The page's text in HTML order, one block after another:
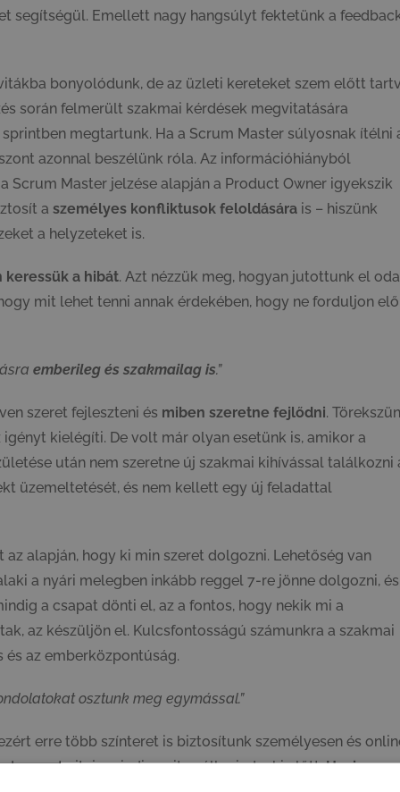
segítségül. Emellett nagy hangsúlyt fektetünk a
bonyolódunk, de az üzleti kereteket szem előtt
során felmerült szakmai kérdések megvitatására
megtartunk. Ha a Scrum Master súlyosnak ítélni
azonnal beszélünk róla. Az információhiányból
Scrum Master jelzése alapján a Product Owner igyekszik
a személyes konfliktusok feloldására is – hiszünk
a helyzeteket is.
a hibát. Azt nézzük meg, hogyan jutottunk el
mit lehet tenni annak érdekében, hogy ne forduljon elő
emberileg és szakmailag is.”
szeret fejleszteni és miben szeretne fejlődni.
kielégíti. De volt már olyan esetünk is, amikor a
után nem szeretne új szakmai kihívással találkozni
üzemeltetését, és nem kellett egy új feladattal
alapján, hogy ki min szeret dolgozni. Lehetőség van
a nyári melegben inkább reggel 7-re jönne dolgozni, és
a csapat dönti el, az a fontos, hogy nekik mi a
az készüljön el. Kulcsfontosságú számunkra a szakmai
az emberközpontúság.
osztunk meg egymással.”
erre több színteret is biztosítunk személyesen és
ajtaja mindig nyitva áll mindenki előtt.Havi